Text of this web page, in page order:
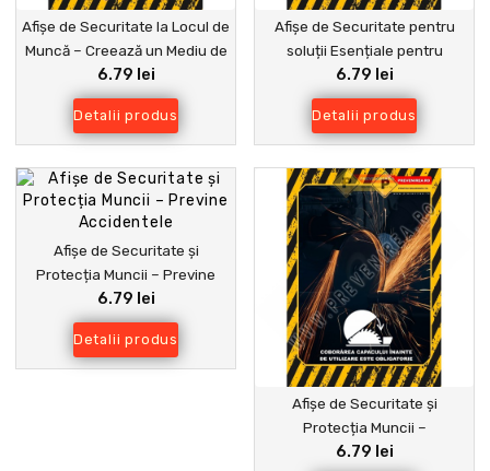
Afișe de Securitate la Locul de
Muncă – Creează un Mediu de
Lucru Sănătos și Sigur
6.79 lei
Detalii produs
Afișe de Securitate pentru
soluții Esențiale pentru
Siguranța la Locul de Muncă
6.79 lei
Detalii produs
Afișe de Securitate și
Protecția Muncii – Previne
Accidentele
6.79 lei
Detalii produs
Afișe de Securitate și
Protecția Muncii –
Respectarea Regulilor Fără
6.79 lei